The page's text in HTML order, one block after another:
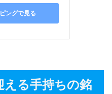
ングで見る
える手持ちの銘